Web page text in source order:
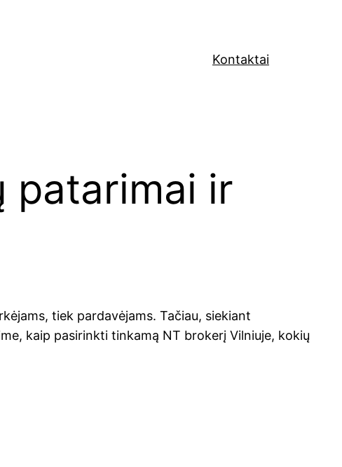
Kontaktai
patarimai ir
tiek pardavėjams. Tačiau, siekiant
kaip pasirinkti tinkamą NT brokerį Vilniuje, kokių